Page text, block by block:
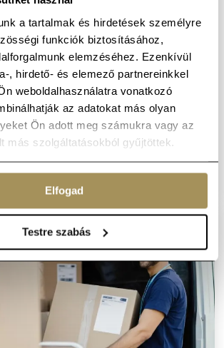
a tartalmak és hirdetések személyre
funkciók biztosításához,
elemzéséhez. Ezenkívül
, hirdető- és elemező partnereinkkel
weboldalhasználatra vonatkozó
az adatokat más olyan
Ön adott meg számukra vagy az
más szolgáltatásokból gyűjtöttek.
Elfogad
Testre szabás
költöztetés
külön szakma – és ez
a költöztetésre és a
Budapesten.